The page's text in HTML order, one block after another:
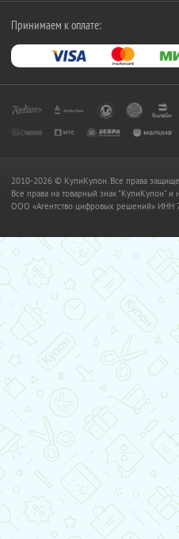
Принимаем к оплате:
2010-2026 © КупиКупон. Все права
Все права на товарный знак "КупиКупон"
OOO «Агентство цифровых решений»